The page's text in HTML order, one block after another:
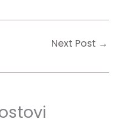
Next Post →